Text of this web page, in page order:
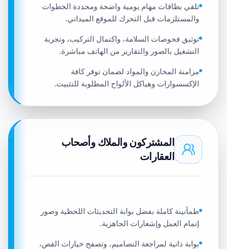
تلقي بطاقات مهام يومية واضحة ومحددة الخطوات
والمستلزمات قبل التحرك للموقع الميداني.
توثيق فحوصات السلامة، واكتمال التركيب، وتجربة
التشغيل بالصور والتقارير من الهاتف مباشرة.
مزامنة المخازن والمواد لضمان توفر كافة
الإكسسوارات وهياكل الألواح المطلوبة للتثبيت.
المشتركون والملاك وأصحاب
العقارات
طمأنينة كاملة بفضل بوابة التحديثات اللحظية وصور
إتمام العمل وإشعارات الجاهزية.
بوابة ذاتية لمراجعة التصاميم، وتصفح خيارات القص،